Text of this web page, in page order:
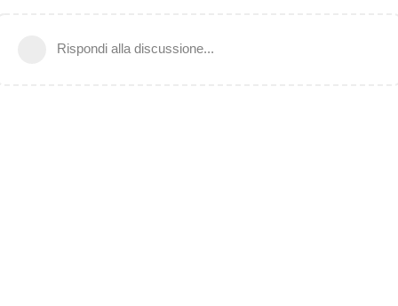
Rispondi alla discussione...